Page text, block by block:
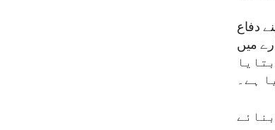
دفاع
میں
بتایا
ہے۔